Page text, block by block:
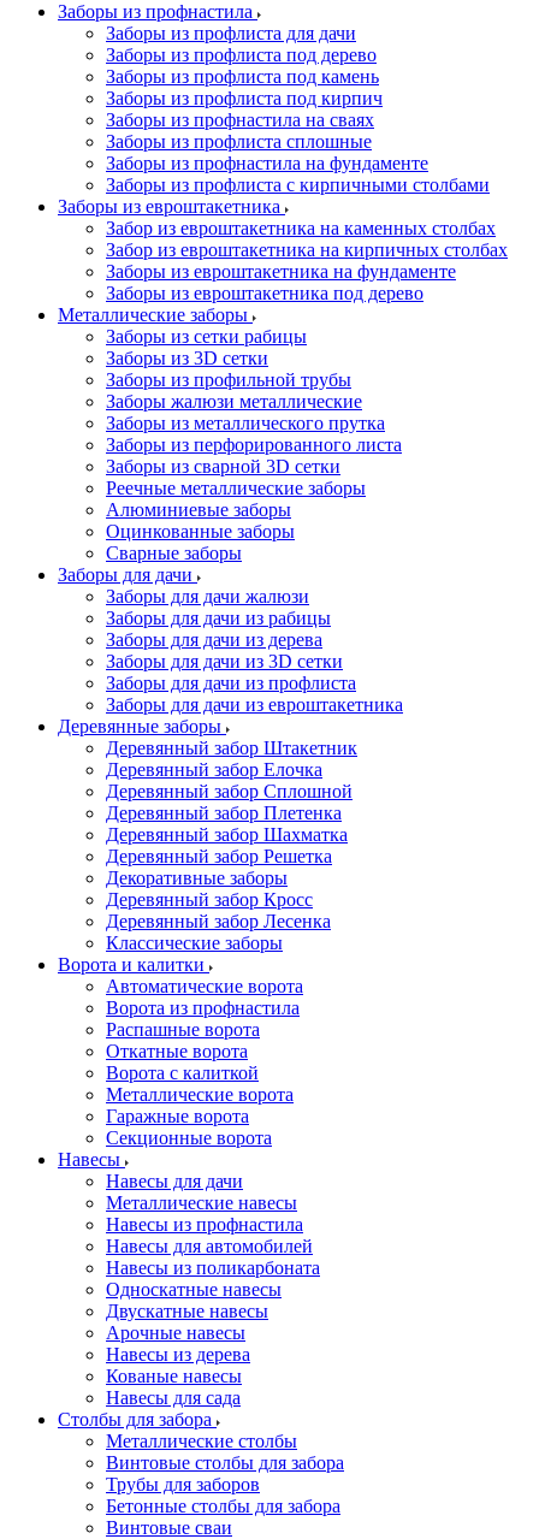
Заборы из профнастила
Заборы из профлиста для дачи
Заборы из профлиста под дерево
Заборы из профлиста под камень
Заборы из профлиста под кирпич
Заборы из профнастила на сваях
Заборы из профлиста сплошные
Заборы из профнастила на фундаменте
Заборы из профлиста с кирпичными столбами
Заборы из евроштакетника
Забор из евроштакетника на каменных столбах
Забор из евроштакетника на кирпичных столбах
Заборы из евроштакетника на фундаменте
Заборы из евроштакетника под дерево
Металлические заборы
Заборы из сетки рабицы
Заборы из 3D сетки
Заборы из профильной трубы
Заборы жалюзи металлические
Заборы из металлического прутка
Заборы из перфорированного листа
Заборы из сварной 3D сетки
Реечные металлические заборы
Алюминиевые заборы
Оцинкованные заборы
Сварные заборы
Заборы для дачи
Заборы для дачи жалюзи
Заборы для дачи из рабицы
Заборы для дачи из дерева
Заборы для дачи из 3D сетки
Заборы для дачи из профлиста
Заборы для дачи из евроштакетника
Деревянные заборы
Деревянный забор Штакетник
Деревянный забор Елочка
Деревянный забор Сплошной
Деревянный забор Плетенка
Деревянный забор Шахматка
Деревянный забор Решетка
Декоративные заборы
Деревянный забор Кросс
Деревянный забор Лесенка
Классические заборы
Ворота и калитки
Автоматические ворота
Ворота из профнастила
Распашные ворота
Откатные ворота
Ворота с калиткой
Металлические ворота
Гаражные ворота
Секционные ворота
Навесы
Навесы для дачи
Металлические навесы
Навесы из профнастила
Навесы для автомобилей
Навесы из поликарбоната
Односкатные навесы
Двускатные навесы
Арочные навесы
Навесы из дерева
Кованые навесы
Навесы для сада
Столбы для забора
Металлические столбы
Винтовые столбы для забора
Трубы для заборов
Бетонные столбы для забора
Винтовые сваи